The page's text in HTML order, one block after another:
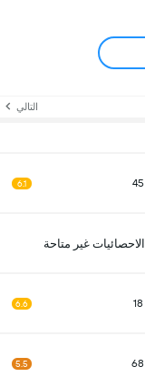
التالي
45
6.1
الاحصائيات غير متاحة
18
6.6
68
5.5